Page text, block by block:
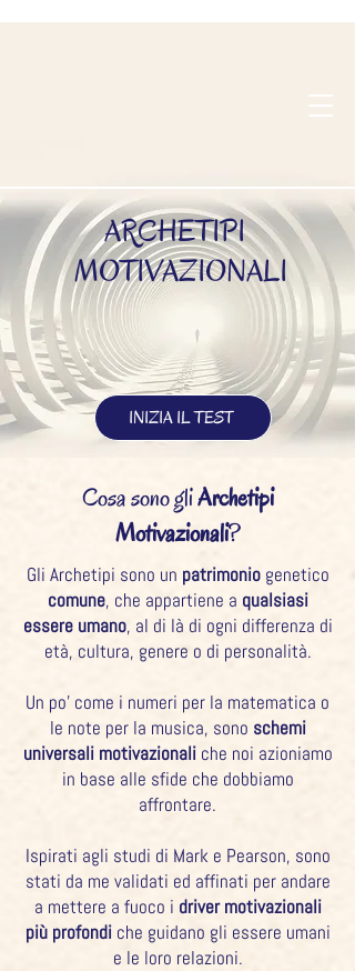
ARCHETIPI
MOTIVAZIONALI
INIZIA IL TEST
Cosa sono gliArchetipi
Motivazionali?
Gli Archetipi sono un patrimoniogenetico
comune, che appartiene a qualsiasi
essere umano, al di là di ogni differenza di
età, cultura, genere o di personalità.
Un po’ come i numeri per la matematica o
le note per la musica, sono schemi
universali motivazionaliche noi azioniamo
in base alle sfide che dobbiamo
affrontare.
Ispirati agli studi di Mark e Pearson, sono
stati da me validati ed affinati per andare
a mettere a fuoco i driver motivazionali
più profondi che guidano gli essere umani
e le loro relazioni.